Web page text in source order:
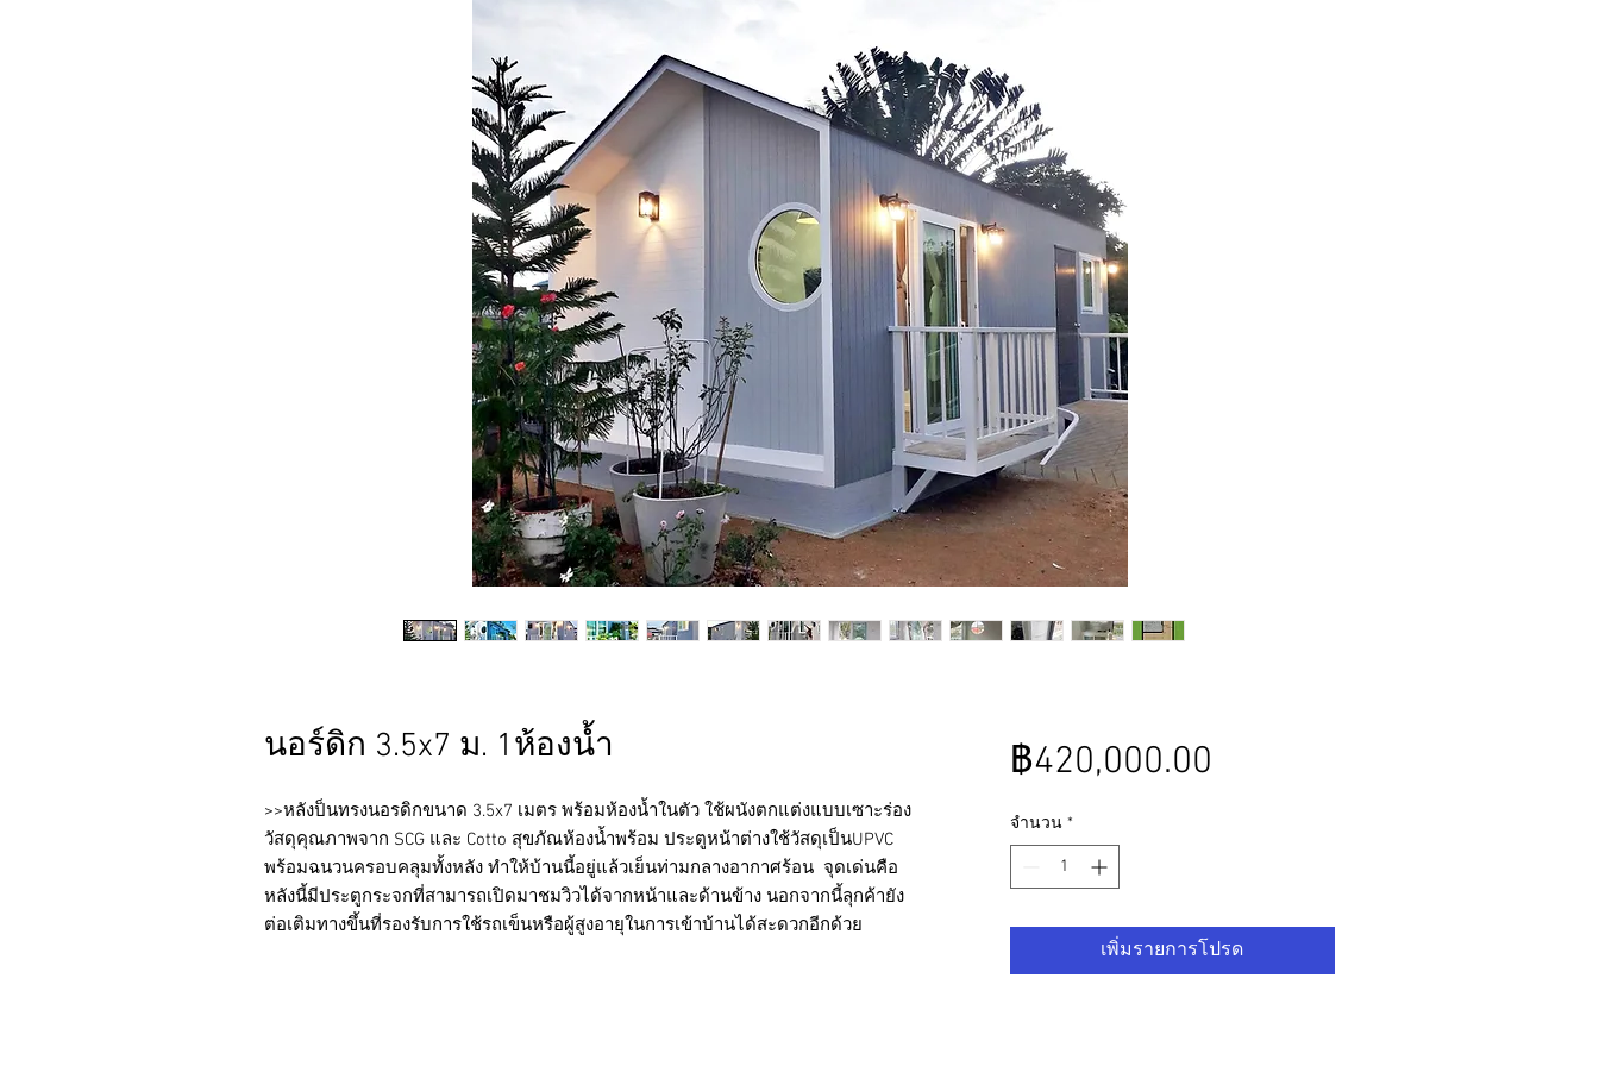
นอร์ดิก 3.5x7 ม. 1ห้องน้ำ
>>หลังป็นทรงนอรดิกขนาด 3.5x7 เมตร พร้อมห้องน้ำในตัว ใช้ผนังตกแต่งแบบเซาะร่อง
วัสดุคุณภาพจาก SCG และ Cotto สุขภัณห้องน้ำพร้อม ประตูหน้าต่างใช้วัสดุเป็นUPVC
พร้อมฉนวนครอบคลุมทั้งหลัง ทำให้บ้านนี้อยู่แล้วเย็นท่ามกลางอากาศร้อน จุดเด่นคือ
หลังนี้มีประตูกระจกที่สามารถเปิดมาชมวิวได้จากหน้าและด้านข้าง นอกจากนี้ลุกค้ายัง
ต่อเติมทางขึ้นที่รองรับการใช้รถเข็นหรือผู้สูงอายุในการเข้าบ้านได้สะดวกอีกด้วย
฿420,000.00
จำนวน *
เพิ่มรายการโปรด